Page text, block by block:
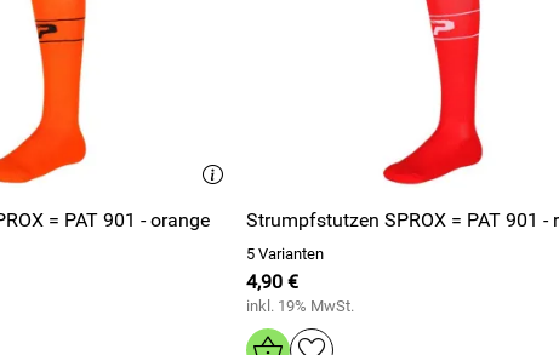
= PAT 901 - orange Strumpfstutzen SPROX = PAT 901 -
5 Varianten
4,90 €
inkl. 19% MwSt.